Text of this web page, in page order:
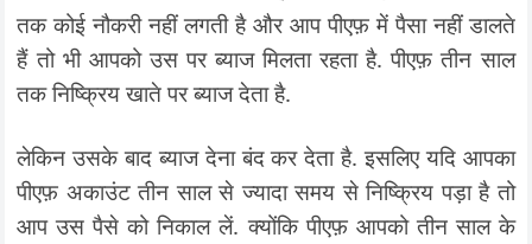
तक कोई नौकरी नहीं लगती है और आप पीएफ़ में पैसा नहीं डालते
हैं तो भी आपको उस पर ब्याज मिलता रहता है. पीएफ़ तीन साल
तक निष्क्रिय खाते पर ब्याज देता है.
लेकिन उसके बाद ब्याज देना बंद कर देता है. इसलिए यदि आपका
पीएफ़ अकाउंट तीन साल से ज्यादा समय से निष्क्रिय पड़ा है तो
आप उस पैसे को निकाल लें. क्योंकि पीएफ़ आपको तीन साल के